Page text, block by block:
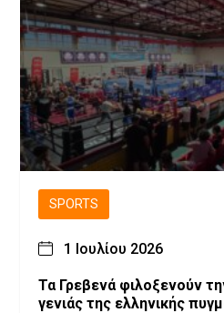
SPORTS
1 Ιουλίου 2026
Τα Γρεβενά φιλοξενούν
γενιάς της ελληνικής